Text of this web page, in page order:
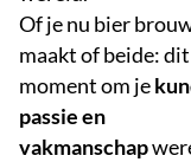
Of je nu bier
maakt of beide:
moment om je
passie en
vakmanschap